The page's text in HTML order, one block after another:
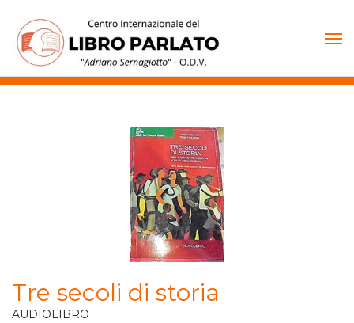
contenuto
Tre secoli di storia
AUDIOLIBRO